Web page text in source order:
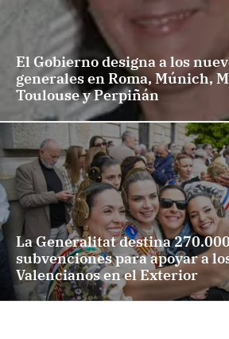
El Gobierno designa a los
generales en Roma, Múnich,
Toulouse y Perpiñán
La Generalitat destina
subvenciones para apoyar a
Valencianos en el Exterior